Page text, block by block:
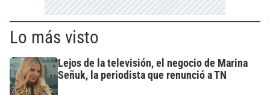
Lo más visto
Lejos de la televisión, el negocio de Marina
Señuk, la periodista que renunció a TN